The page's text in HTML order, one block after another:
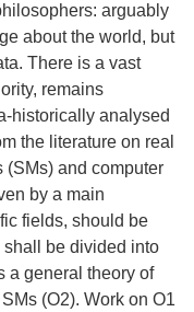
arguably
about the world, but
There is a vast
remains
historically analysed
the literature on real
(SMs) and computer
by a main
fields, should be
be divided into
a general theory of
(O2). Work on O1